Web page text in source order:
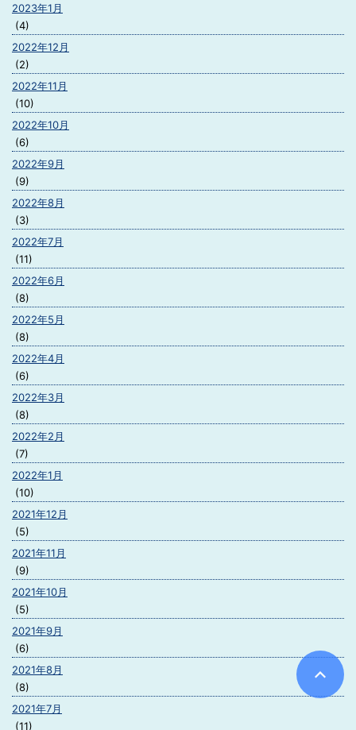
2023年1月
(4)
2022年12月
(2)
2022年11月
(10)
2022年10月
(6)
2022年9月
(9)
2022年8月
(3)
2022年7月
(11)
2022年6月
(8)
2022年5月
(8)
2022年4月
(6)
2022年3月
(8)
2022年2月
(7)
2022年1月
(10)
2021年12月
(5)
2021年11月
(9)
2021年10月
(5)
2021年9月
(6)
2021年8月
(8)
2021年7月
(11)